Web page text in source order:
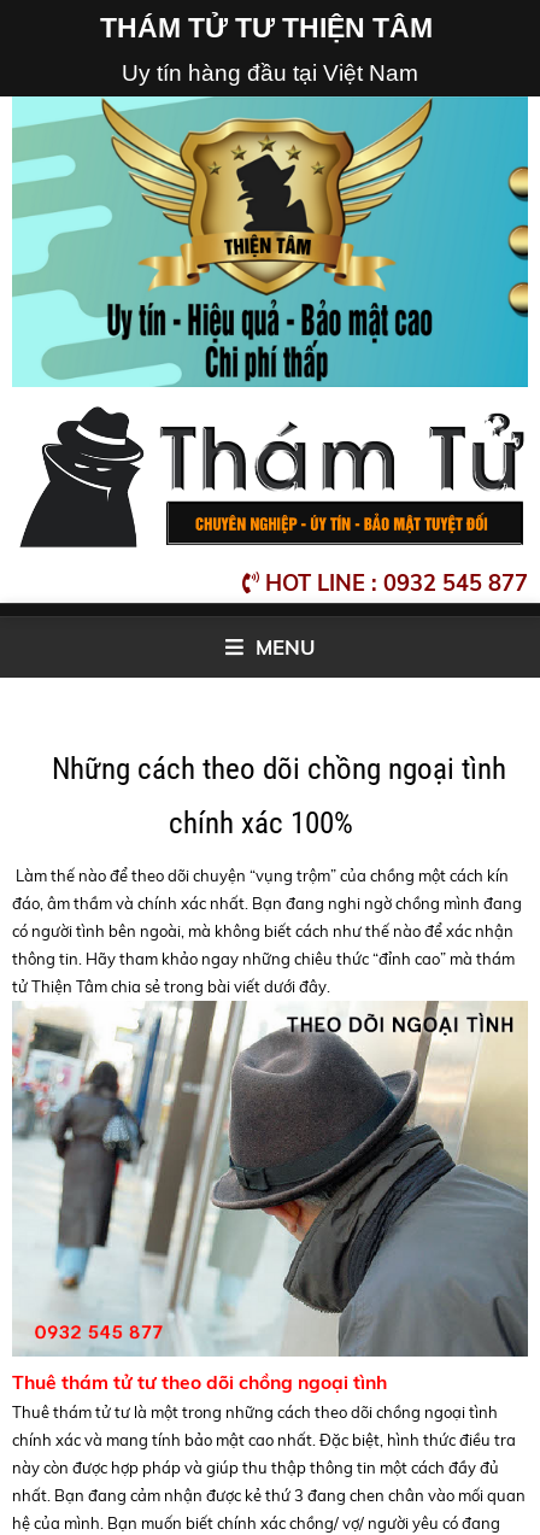
THÁM TỬ TƯ THIỆN TÂM
Uy tín hàng đầu tại Việt Nam
HOT LINE : 0932 545 877
MENU
Những cách theo dõi chồng ngoại tình
chính xác 100%
Làm thế nào để theo dõi chuyện “vụng trộm” của chồng một cách kín
đáo, âm thầm và chính xác nhất. Bạn đang nghi ngờ chồng mình đang
có người tình bên ngoài, mà không biết cách như thế nào để xác nhận
thông tin. Hãy tham khảo ngay những chiêu thức “đỉnh cao” mà thám
tử Thiện Tâm chia sẻ trong bài viết dưới đây.
Thuê thám tử tư theo dõi chồng ngoại tình
Thuê thám tử tư là một trong những cách theo dõi chồng ngoại tình
chính xác và mang tính bảo mật cao nhất. Đặc biệt, hình thức điều tra
này còn được hợp pháp và giúp thu thập thông tin một cách đầy đủ
nhất. Bạn đang cảm nhận được kẻ thứ 3 đang chen chân vào mối quan
hệ của mình. Bạn muốn biết chính xác chồng/ vợ/ người yêu có đang